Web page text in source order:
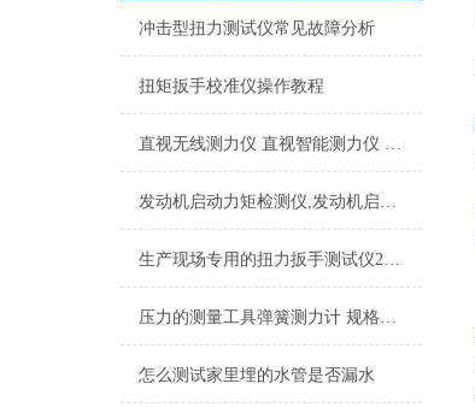
冲击型扭力测试仪常见故障分析
扭矩扳手校准仪操作教程
直视无线测力仪 直视智能测力仪 20吨直视测力仪厂家
发动机启动力矩检测仪,发动机启动力矩测量仪器20Nm品牌
生产现场专用的扭力扳手测试仪200NM什么品牌的好
压力的测量工具弹簧测力计 规格0-500N
怎么测试家里埋的水管是否漏水